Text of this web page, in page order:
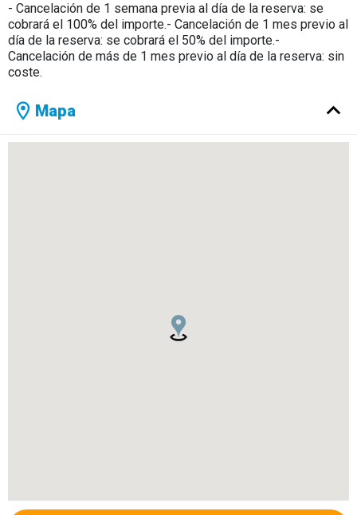
- Cancelación de 1 semana previa al día de la reserva: se
cobrará el 100% del importe.- Cancelación de 1 mes previo al
día de la reserva: se cobrará el 50% del importe.-
Cancelación de más de 1 mes previo al día de la reserva: sin
coste.
Mapa